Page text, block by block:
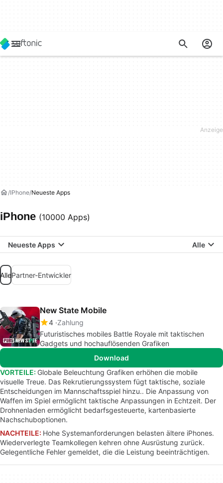
IPhone Neueste Apps
iPhone (10000 Apps)
Neueste Apps Alle
AllePartner-Entwickler
New State Mobile
4 Zahlung
Futuristisches mobiles Battle Royale mit taktischen
Gadgets und hochauflösenden Grafiken
Download
VORTEILE: Globale Beleuchtung Grafiken erhöhen die mobile
visuelle Treue. Das Rekrutierungssystem fügt taktische, soziale
Entscheidungen im Mannschaftsspiel hinzu.. Die Anpassung von
Waffen im Spiel ermöglicht taktische Anpassungen in Echtzeit. Der
Drohnenladen ermöglicht bedarfsgesteuerte, kartenbasierte
Nachschuboptionen.
NACHTEILE: Hohe Systemanforderungen belasten ältere iPhones.
Wiederverlegte Teamkollegen kehren ohne Ausrüstung zurück.
Gelegentliche Fehler gemeldet, die die Leistung beeinträchtigen.